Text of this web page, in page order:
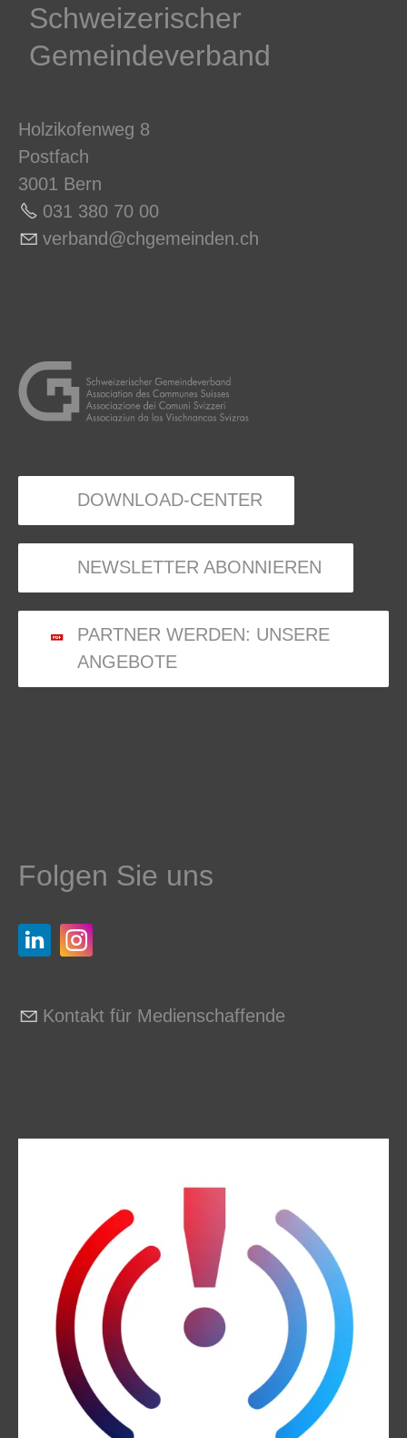
Schweizerischer
Gemeindeverband
Holzikofenweg 8
Postfach
3001 Bern
031 380 70 00
v rb nd chg m nd n ch
DOWNLOAD-CENTER
NEWSLETTER ABONNIEREN
PARTNER WERDEN: UNSERE
ANGEBOTE
Folgen Sie uns
Kontakt für Medienschaffende